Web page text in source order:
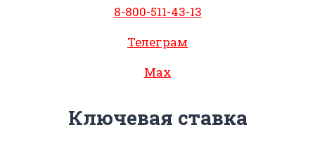
8-800-511-43-13
Телеграм
Max
Ключевая ставка